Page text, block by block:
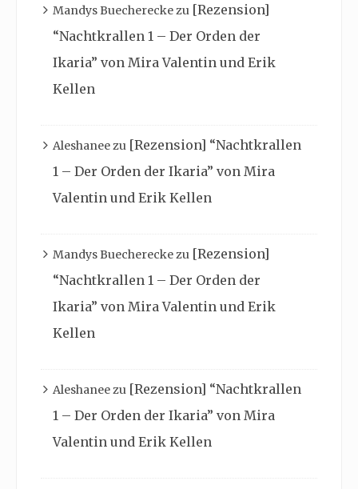
Mandys Buechereckezu [Rezension]
“Nachtkrallen 1 – Der Orden der
Ikaria” von Mira Valentin und Erik
Kellen
Aleshaneezu [Rezension] “Nachtkrallen
1 – Der Orden der Ikaria” von Mira
Valentin und Erik Kellen
Mandys Buechereckezu [Rezension]
“Nachtkrallen 1 – Der Orden der
Ikaria” von Mira Valentin und Erik
Kellen
Aleshaneezu [Rezension] “Nachtkrallen
1 – Der Orden der Ikaria” von Mira
Valentin und Erik Kellen